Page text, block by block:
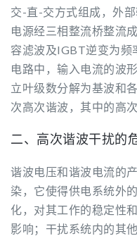
交-直-交方式组成，外
电源经三相整流桥整流
容滤波及IGBT逆变为频
电路中，输入电流的波
立叶级数分解为基波和
次高次谐波，其中的高
二、高次谐波干扰的
谐波电压和谐波电流的
染，它使得供电系统外
化，对其工作的稳定性
影响；干扰系统内的其